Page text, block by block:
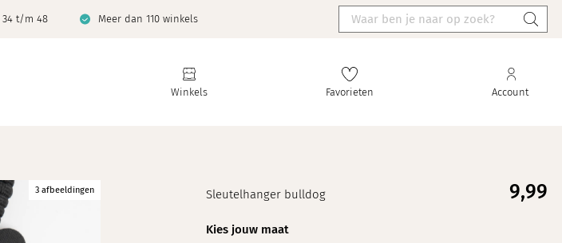
34 t/m 48 Meer dan 110 winkels
Winkels Favorieten Account
3 afbeeldingen Sleutelhanger bulldog 9,99
Kies jouw maat